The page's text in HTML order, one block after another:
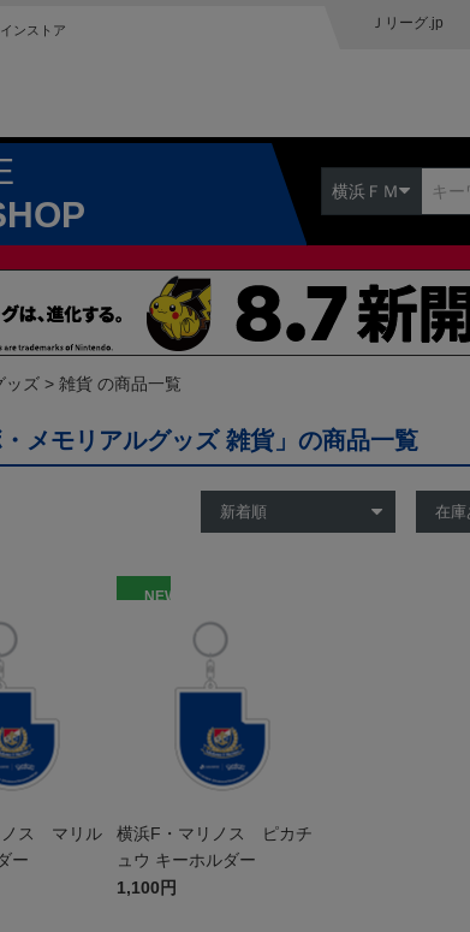
ンストア Ｊリーグ.jp
横浜ＦＭ
ッズ 雑貨 の商品一覧
・メモリアルグッズ 雑貨」の商品一覧
ノス マリル
ー
NEW
横浜F・マリノス ピカチ
ュウ キーホルダー
1,100円